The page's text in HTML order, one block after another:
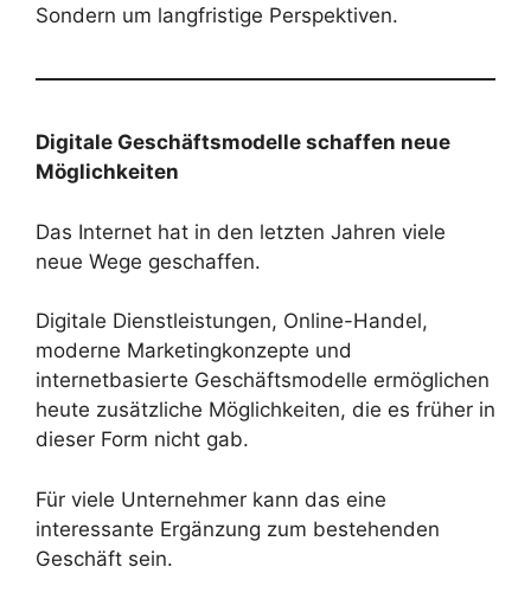
Sondern um langfristige Perspektiven.
Digitale Geschäftsmodelle schaffen neue
Möglichkeiten
Das Internet hat in den letzten Jahren viele
neue Wege geschaffen.
Digitale Dienstleistungen, Online-Handel,
moderne Marketingkonzepte und
internetbasierte Geschäftsmodelle ermöglichen
heute zusätzliche Möglichkeiten, die es früher in
dieser Form nicht gab.
Für viele Unternehmer kann das eine
interessante Ergänzung zum bestehenden
Geschäft sein.